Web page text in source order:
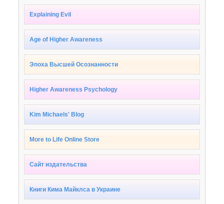
Explaining Evil
Age of Higher Awareness
Эпоха Высшей Осознанности
Higher Awareness Psychology
Kim Michaels' Blog
More to Life Online Store
Сайт издательства
Книги Кима Майклса в Украине